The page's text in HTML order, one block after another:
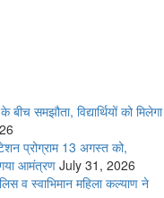
समझौता, विद्यार्थियों को मिलेगा
प्रोग्राम 13 अगस्त को,
आमंत्रण July 31, 2026
व स्वाभिमान महिला कल्याण ने